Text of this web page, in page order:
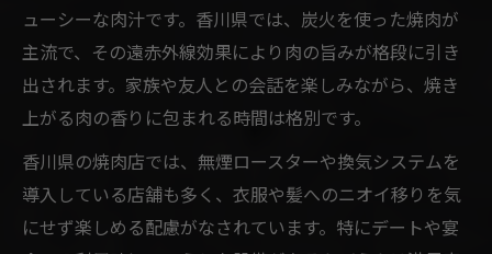
ューシーな肉汁です。香川県では、炭火を使った焼肉が
主流で、その遠赤外線効果により肉の旨みが格段に引き
出されます。家族や友人との会話を楽しみながら、焼き
上がる肉の香りに包まれる時間は格別です。
香川県の焼肉店では、無煙ロースターや換気システムを
導入している店舗も多く、衣服や髪へのニオイ移りを気
にせず楽しめる配慮がなされています。特にデートや宴